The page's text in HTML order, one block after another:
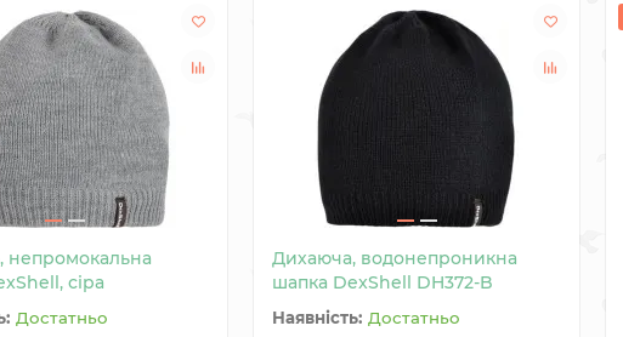
непромокальна
сіра
Достатньо
Дихаюча, водонепроникна
шапка DexShell DH372-B
Достатньо